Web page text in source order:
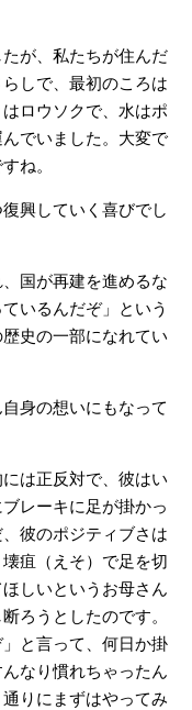
が、私たちが住んだ
しで、最初のころは
ロウソクで、水はポ
でいました。大変で
ね。
興していく喜びでし
国が再建を進めるな
いるんだぞ」という
史の一部になれてい
身の想いにもなって
は正反対で、彼はい
レーキに足が掛かっ
彼のポジティブさは
疽（えそ）で足を切
しいというお母さん
ろうとしたのです。
と言って、何日か掛
なり慣れちゃったん
りにまずはやってみ